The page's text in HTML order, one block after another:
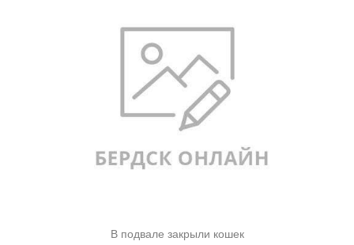
В подвале закрыли кошек